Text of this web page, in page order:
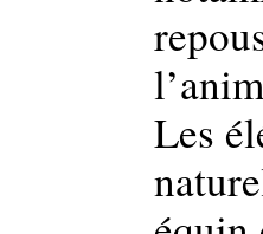
Les